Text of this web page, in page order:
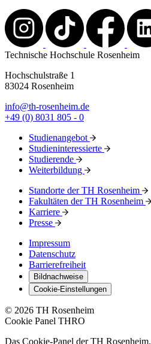
Technische Hochschule Rosenheim
Hochschulstraße 1
83024 Rosenheim
info@th-rosenheim.de
+49 (0) 8031 805 - 0
Studienangebot
Studieninteressierte
Studierende
Weiterbildung
Standorte der TH Rosenheim
Fakultäten der TH Rosenheim
Karriere
Presse
Impressum
Datenschutz
Barrierefreiheit
Bildnachweise
Cookie-Einstellungen
© 2026 TH Rosenheim
Cookie Panel THRO
Das Cookie-Panel der TH Rosenheim.